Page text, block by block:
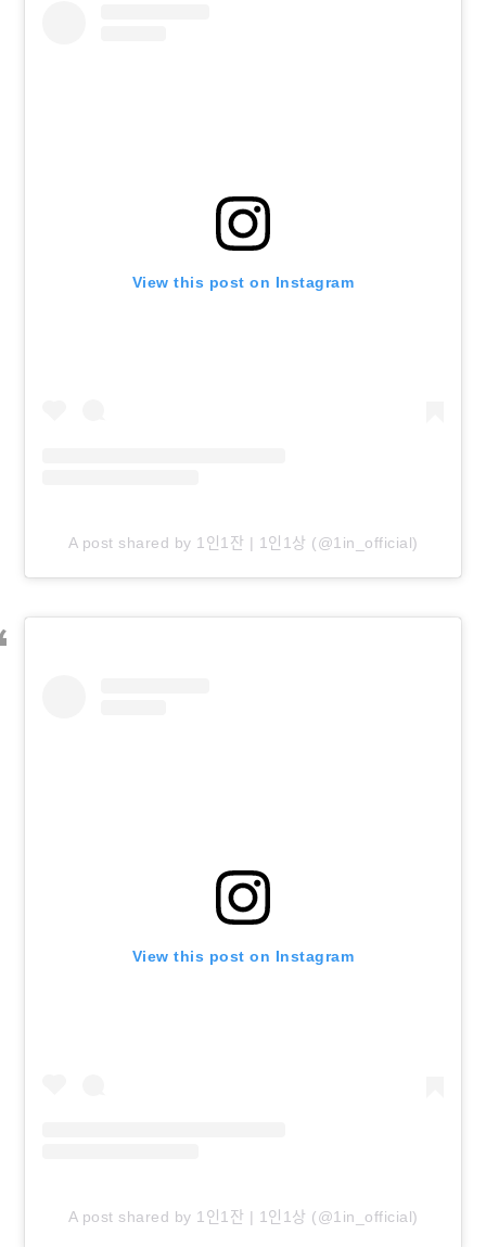
View this post on Instagram
A post shared by 1인1잔 | 1인1상 (@1in_official)
View this post on Instagram
A post shared by 1인1잔 | 1인1상 (@1in_official)